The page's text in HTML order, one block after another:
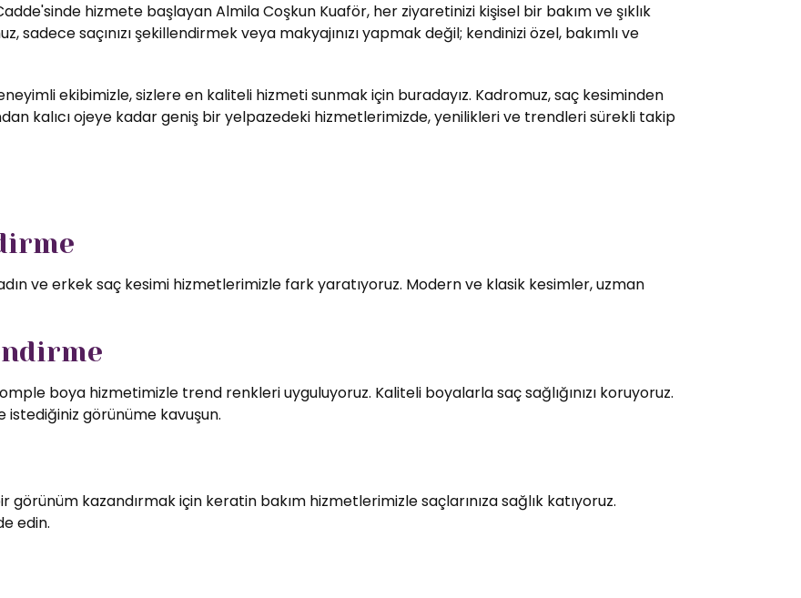
hizmete başlayan Almila Coşkun Kuaför, her ziyaretinizi kişisel bir bakım ve şıklık
sadece saçınızı şekillendirmek veya makyajınızı yapmak değil; kendinizi özel, bakımlı ve
ekibimizle, sizlere en kaliteli hizmeti sunmak için buradayız. Kadromuz, saç kesiminden
kalıcı ojeye kadar geniş bir yelpazedeki hizmetlerimizde, yenilikleri ve trendleri sürekli takip
ve erkek saç kesimi hizmetlerimizle fark yaratıyoruz. Modern ve klasik kesimler, uzman
boya hizmetimizle trend renkleri uyguluyoruz. Kaliteli boyalarla saç sağlığınızı koruyoruz.
görünüme kavuşun.
görünüm kazandırmak için keratin bakım hizmetlerimizle saçlarınıza sağlık katıyoruz.
edin.